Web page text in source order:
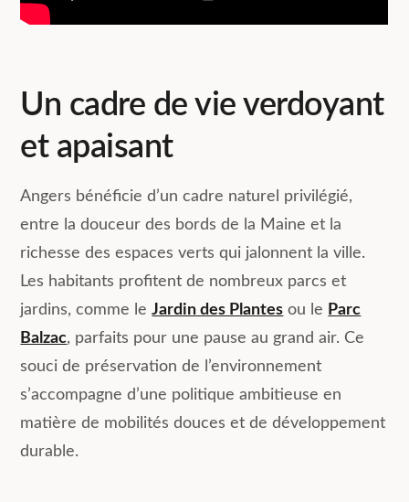
Un cadre de vie verdoyant
et apaisant
Angers bénéficie d’un cadre naturel privilégié,
entre la douceur des bords de la Maine et la
richesse des espaces verts qui jalonnent la ville.
Les habitants profitent de nombreux parcs et
jardins, comme leJardin des Plantes ou le Parc
Balzac, parfaits pour une pause au grand air. Ce
souci de préservation de l’environnement
s’accompagne d’une politique ambitieuse en
matière de mobilités douces et de développement
durable.